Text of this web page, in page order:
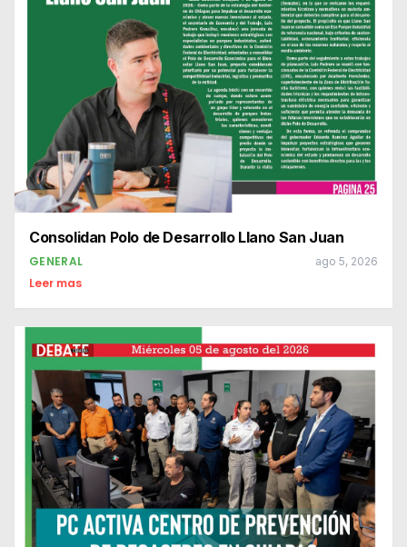
Consolidan Polo de Desarrollo Llano San Juan
GENERAL ago 5, 2026
Leer mas